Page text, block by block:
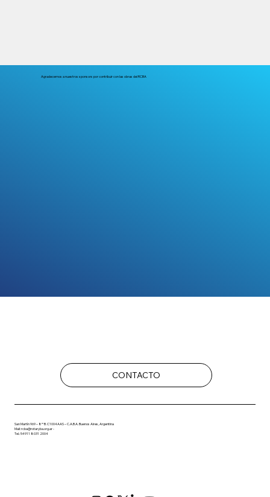
Agradecemos a nuestros sponsors por contribuir con las obras del RCBA
CONTACTO
San Martín 969 – 8º B. C1004AAS – C.A.B.A. Buenos Aires, Argentina
Mail: rcba@rotaryba.org.ar -
Tel.: 54911 8031 2004